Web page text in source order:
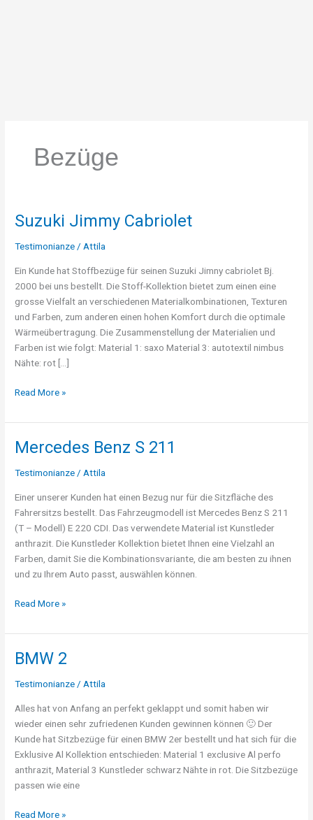
Bezüge
Suzuki Jimmy Cabriolet
Testimonianze / Attila
Ein Kunde hat Stoffbezüge für seinen Suzuki Jimny cabriolet Bj.
2000 bei uns bestellt. Die Stoff-Kollektion bietet zum einen eine
grosse Vielfalt an verschiedenen Materialkombinationen, Texturen
und Farben, zum anderen einen hohen Komfort durch die optimale
Wärmeübertragung. Die Zusammenstellung der Materialien und
Farben ist wie folgt: Material 1: saxo Material 3: autotextil nimbus
Nähte: rot […]
Suzuki
Cabriolet
Read More »
Mercedes Benz S 211
Testimonianze / Attila
Einer unserer Kunden hat einen Bezug nur für die Sitzfläche des
Fahrersitzs bestellt. Das Fahrzeugmodell ist Mercedes Benz S 211
(T – Modell) E 220 CDI. Das verwendete Material ist Kunstleder
anthrazit. Die Kunstleder Kollektion bietet Ihnen eine Vielzahl an
Farben, damit Sie die Kombinationsvariante, die am besten zu ihnen
und zu Ihrem Auto passt, auswählen können.
Mercedes
S
Read More »
BMW 2
Testimonianze / Attila
Alles hat von Anfang an perfekt geklappt und somit haben wir
wieder einen sehr zufriedenen Kunden gewinnen können 🙂 Der
Kunde hat Sitzbezüge für einen BMW 2er bestellt und hat sich für die
Exklusive Al Kollektion entschieden: Material 1 exclusive Al perfo
anthrazit, Material 3 Kunstleder schwarz Nähte in rot. Die Sitzbezüge
passen wie eine
BMW
Read More »